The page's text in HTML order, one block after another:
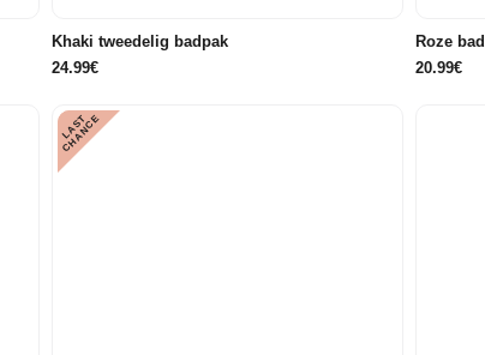
Khaki tweedelig badpak
24.99€
Roze
20.99€
L
A
S
T
C
H
A
N
C
E